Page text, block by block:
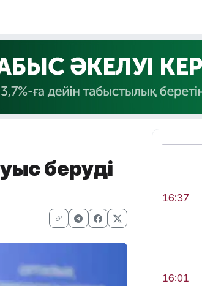
беруді
16:37
16:01